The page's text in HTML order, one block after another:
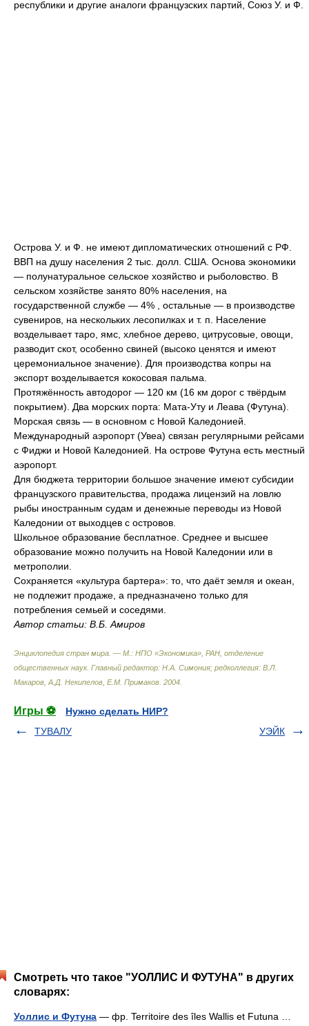
республики и другие аналоги французских партий, Союз У. и Ф.
Острова У. и Ф. не имеют дипломатических отношений с РФ.
ВВП на душу населения 2 тыс. долл. США. Основа экономики
— полунатуральное сельское хозяйство и рыболовство. В
сельском хозяйстве занято 80% населения, на
государственной службе — 4% , остальные — в производстве
сувениров, на нескольких лесопилках и т. п. Население
возделывает таро, ямс, хлебное дерево, цитрусовые, овощи,
разводит скот, особенно свиней (высоко ценятся и имеют
церемониальное значение). Для производства копры на
экспорт возделывается кокосовая пальма.
Протяжённость автодорог — 120 км (16 км дорог с твёрдым
покрытием). Два морских порта: Мата-Уту и Леава (Футуна).
Морская связь — в основном с Новой Каледонией.
Международный аэропорт (Увеа) связан регулярными рейсами
с Фиджи и Новой Каледонией. На острове Футуна есть местный
аэропорт.
Для бюджета территории большое значение имеют субсидии
французского правительства, продажа лицензий на ловлю
рыбы иностранным судам и денежные переводы из Новой
Каледонии от выходцев с островов.
Школьное образование бесплатное. Среднее и высшее
образование можно получить на Новой Каледонии или в
метрополии.
Сохраняется «культура бартера»: то, что даёт земля и океан,
не подлежит продаже, а предназначено только для
потребления семьей и соседями.
Автор статьи: В.Б. Амиров
Энциклопедия стран мира. — М.: НПО «Экономика», РАН, отделение
общественных наук. Главный редактор: Н.А. Симония; редколлегия: В.Л.
Макаров, А.Д. Некипелов, Е.М. Примаков 2004
Игры ⚽
Нужно сделать НИР?
ТУВАЛУ
УЭЙК
Смотреть что такое "УОЛЛИС И ФУТУНА" в других
словарях:
Уоллис и Футуна — фр. Territoire des îles Wallis et Futuna …